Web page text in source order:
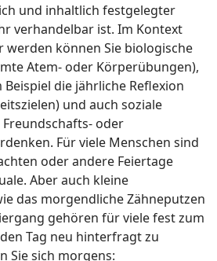
und inhaltlich festgelegter
verhandelbar ist. Im Kontext
werden können Sie biologische
Atem- oder Körperübungen),
die jährliche Reflexion
und auch soziale
Freundschafts- oder
Für viele Menschen sind
oder andere Feiertage
Aber auch kleine
das morgendliche Zähneputzen
gehören für viele fest zum
Tag neu hinterfragt zu
Sie sich morgens: